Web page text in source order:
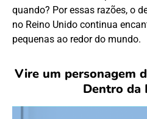
quando? Por essas razões, o
no Reino Unido continua
pequenas ao redor do mundo.
Vire um personagem
Dentro da